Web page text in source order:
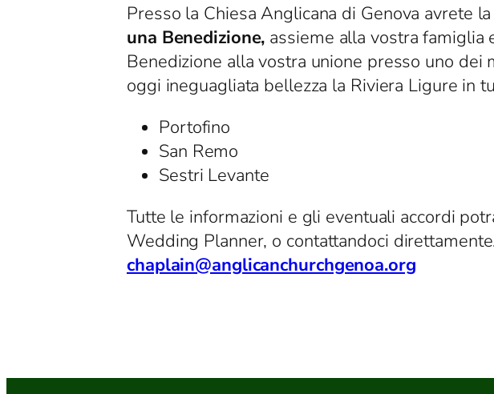
Presso la Chiesa Anglicana di Genova avrete
una Benedizione, assieme alla vostra famiglia
Benedizione alla vostra unione presso uno
oggi ineguagliata bellezza la Riviera Ligure in
Portofino
San Remo
Sestri Levante
Tutte le informazioni e gli eventuali accordi
Wedding Planner, o contattandoci
chaplain@anglicanchurchgenoa.org